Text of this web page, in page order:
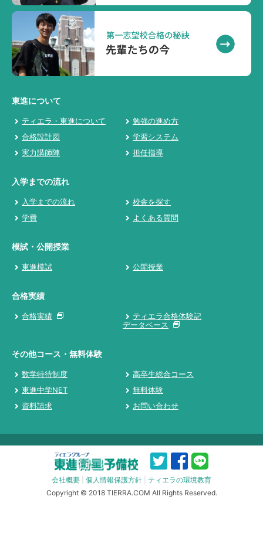
東進について
ティエラ・東進について
勉強の進め方
合格設計図
学習システム
実力講師陣
担任指導
入学までの流れ
入学までの流れ
校舎を探す
学費
よくある質問
模試・公開授業
東進模試 公開授業
合格実績
合格実績
ティエラ合格体験記
データベース
その他コース・無料体験
数学特待制度
高卒生総合コース
東進中学NET
無料体験
資料請求
お問い合わせ
会社概要 個人情報保護方針
ティエラの環境教育
Copyright © 2018 TIERRA.COM All Rights Reserved.